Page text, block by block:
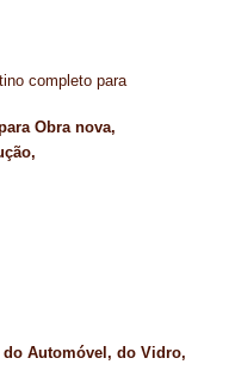
completo para
Obra nova,
Automóvel, do Vidro,